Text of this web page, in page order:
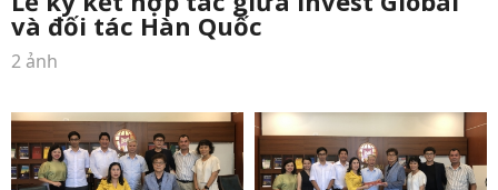
và đối tác Hàn Quốc
2 ảnh